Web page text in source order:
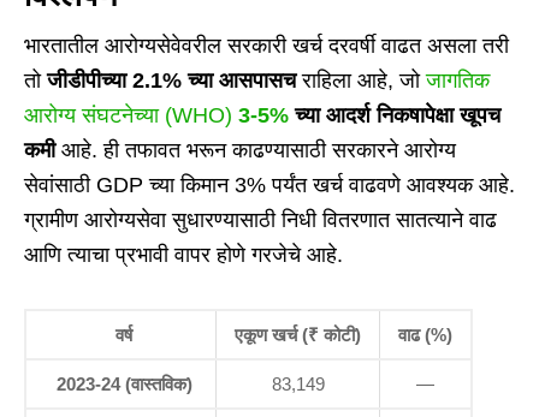
भारतातील आरोग्यसेवेवरील सरकारी खर्च दरवर्षी वाढत असला तरी
तोजीडीपीच्या 2.1% च्या आसपासचराहिला आहे, जोजागतिक
आरोग्य संघटनेच्या (WHO) 3-5% च्या आदर्श निकषापेक्षा खूपच
कमीआहे. ही तफावत भरून काढण्यासाठी सरकारने आरोग्य
सेवांसाठी GDP च्या किमान 3% पर्यंत खर्च वाढवणे आवश्यक आहे.
ग्रामीण आरोग्यसेवा सुधारण्यासाठी निधी वितरणात सातत्याने वाढ
आणि त्याचा प्रभावी वापर होणे गरजेचे आहे.
वर्ष एकूण खर्च (₹ कोटी) वाढ (%)
2023-24 (वास्तविक) 83,149 —